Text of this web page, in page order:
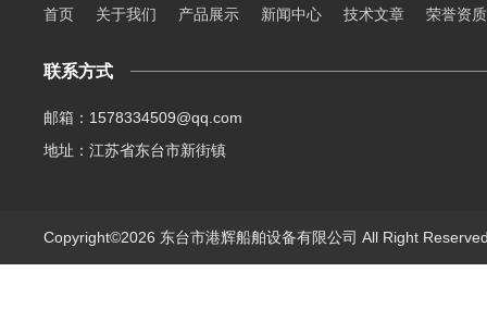
首页 关于我们 产品展示 新闻中心 技术文章 荣誉资质
联系方式
邮箱：1578334509@qq.com
地址：江苏省东台市新街镇
Copyright©2026 东台市港辉船舶设备有限公司 All Right